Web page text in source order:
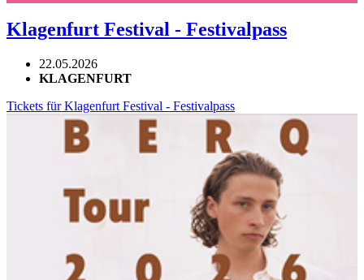
Klagenfurt Festival - Festivalpass
22.05.2026
KLAGENFURT
Tickets für Klagenfurt Festival - Festivalpass